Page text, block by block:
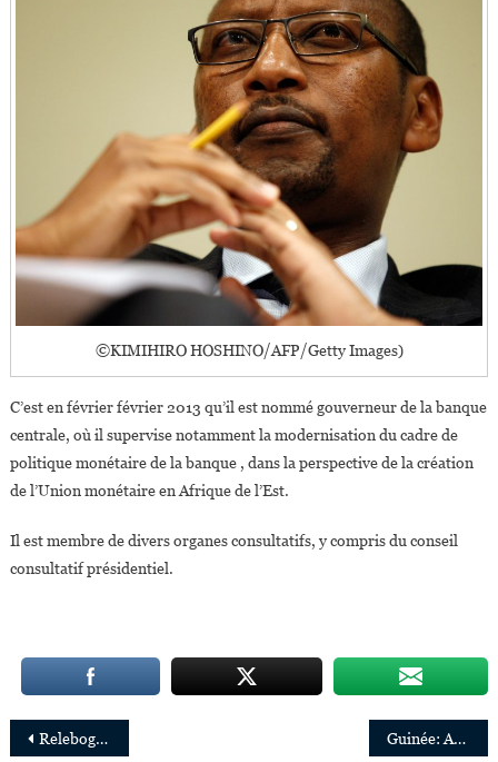
©KIMIHIRO HOSHINO/AFP/Getty Images)
C’est en février février 2013 qu’il est nommé gouverneur de la banque
centrale, où il supervise notamment la modernisation du cadre de
politique monétaire de la banque , dans la perspective de la création
de l’Union monétaire en Afrique de l’Est.
Il est membre de divers organes consultatifs, y compris du conseil
consultatif présidentiel.
Navigation
Relebogile Mabotja, plus jeune vice-présidente de la Southern African Music Rights Organisation Guinée: Aminata Sylla, nouvelle Directrice générale de la loterie nationale (LONAGUI)